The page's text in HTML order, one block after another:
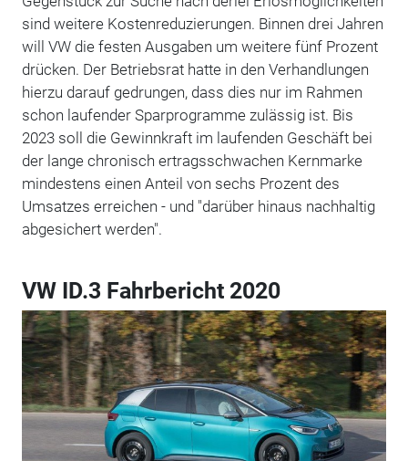
sind weitere Kostenreduzierungen. Binnen drei Jahren
will VW die festen Ausgaben um weitere fünf Prozent
drücken. Der Betriebsrat hatte in den Verhandlungen
hierzu darauf gedrungen, dass dies nur im Rahmen
schon laufender Sparprogramme zulässig ist. Bis
2023 soll die Gewinnkraft im laufenden Geschäft bei
der lange chronisch ertragsschwachen Kernmarke
mindestens einen Anteil von sechs Prozent des
Umsatzes erreichen - und "darüber hinaus nachhaltig
abgesichert werden".
VW ID.3 Fahrbericht 2020